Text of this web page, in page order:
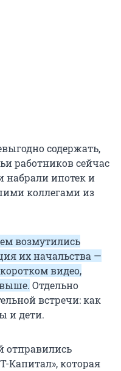
содержать,
работников сейчас
набрали ипотек и
коллегами из
возмутились
их начальства —
видео,
выше. Отдельно
встречи: как
и дети.
отправились
Капитал», которая